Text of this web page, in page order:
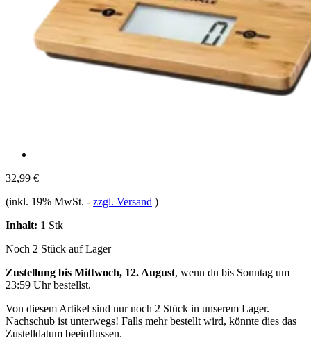
32,99 €
(inkl. 19% MwSt. - zzgl. Versand )
Inhalt: 1 Stk
Noch 2 Stück auf Lager
Zustellung bis Mittwoch, 12. August, wenn du bis Sonntag um
23:59 Uhrbestellst.
Von diesem Artikel sind nur noch 2 Stück in unserem Lager.
Nachschub ist unterwegs! Falls mehr bestellt wird, könnte dies das
Zustelldatum beeinflussen.